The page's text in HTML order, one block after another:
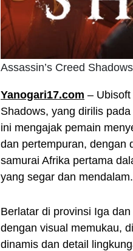
Assassin’s Creed
Yanogari17.com – Ubisoft
Shadows, yang dirilis
ini mengajak pemain
dan pertempuran, dengan
samurai Afrika pertama
yang segar dan mendalam.
Berlatar di provinsi Iga
dengan visual memukau,
dinamis dan detail